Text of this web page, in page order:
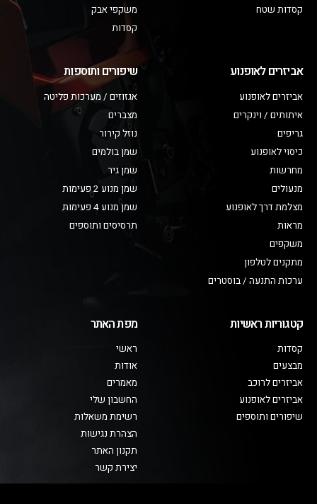
קסדות שטח
משקפי אבק
קסדות
אביזרים לאופנוע
אביזרים לאופנוע
איתותים / וינקרים
גריפים
כיסוי לאופנוע
מחרשות
מנעולים
מצלמת דרך לאופנוע
מראות
משקפים
מתקנים לטלפון
ערכות התנעה / בוסטרים
שיפורים ותוספות
אגזוזים / מערכות פליטה
מצברים
נוזל קירור
שמן בולמים
שמן גיר
שמן מנוע 2 פעימות
שמן מנוע 4 פעימות
תרסיסים ותוספים
קטגוריות ראשיות
קסדות
מבצעים
אביזרים לרוכב
אביזרים לאופנוע
שיפורים ותוספים
מפת האתר
ראשי
אודות
מאמרים
החשבון שלי
רשימת משאלות
הצהרת נגישות
תקנון האתר
יצירת קשר